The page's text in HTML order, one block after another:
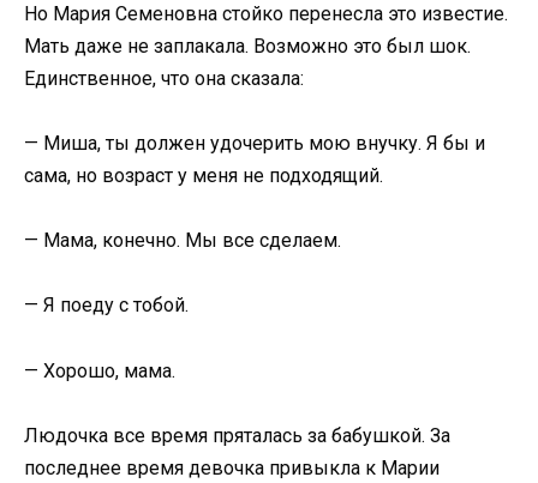
Но Мария Семеновна стойко перенесла это известие.
Мать даже не заплакала. Возможно это был шок.
Единственное, что она сказала:
— Миша, ты должен удочерить мою внучку. Я бы и
сама, но возраст у меня не подходящий.
— Мама, конечно. Мы все сделаем.
— Я поеду с тобой.
— Хорошо, мама.
Людочка все время пряталась за бабушкой. За
последнее время девочка привыкла к Марии